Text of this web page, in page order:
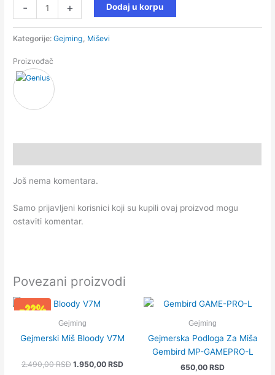
- + Dodaj u korpu
Kategorije:Gejming Miševi
Proizvođač
Još nema komentara.
Samo prijavljeni korisnici koji su kupili ovaj proizvod mogu
ostaviti komentar.
Povezani proizvodi
-22%
Gejming
Gejmerski Miš Bloody V7M
2.490,00RSD
Originalna
cena
je
2.490,00 RSD.
1.950,00 RSD
Trenutna
Gejming
Gejmerska Podloga Za Miša
Gembird MP-GAMEPRO-L
650,00RSD